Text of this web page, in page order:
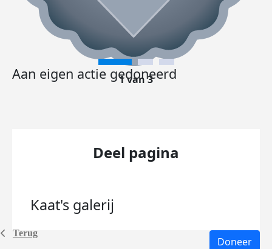
Terug
Aan eigen actie gedoneerd
1 van 3
Deel pagina
Kaat's galerij
Doneer